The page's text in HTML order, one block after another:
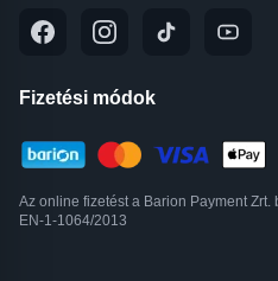
Fizetési módok
Az online fizetést a Barion Payment
EN-1-1064/2013